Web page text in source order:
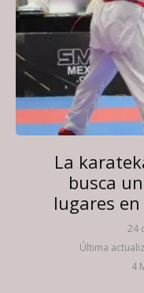
La
busca
lugares
24
Última
4